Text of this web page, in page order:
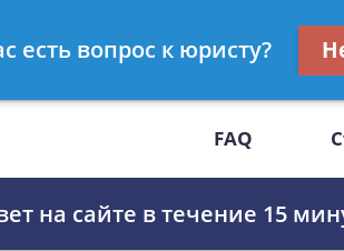
FAQ
на сайте в течение 15
есть вопрос к юристу?